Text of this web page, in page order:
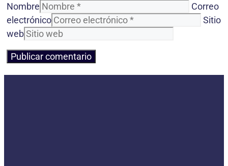
Nombre
Correo
electrónico
Sitio
web